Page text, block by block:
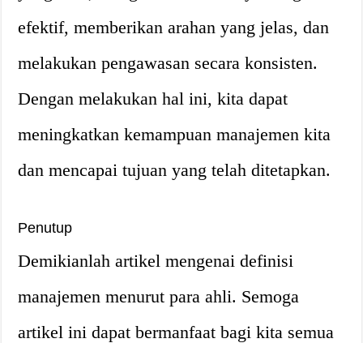
efektif, memberikan arahan yang jelas, dan
melakukan pengawasan secara konsisten.
Dengan melakukan hal ini, kita dapat
meningkatkan kemampuan manajemen kita
dan mencapai tujuan yang telah ditetapkan.
Penutup
Demikianlah artikel mengenai definisi
manajemen menurut para ahli. Semoga
artikel ini dapat bermanfaat bagi kita semua